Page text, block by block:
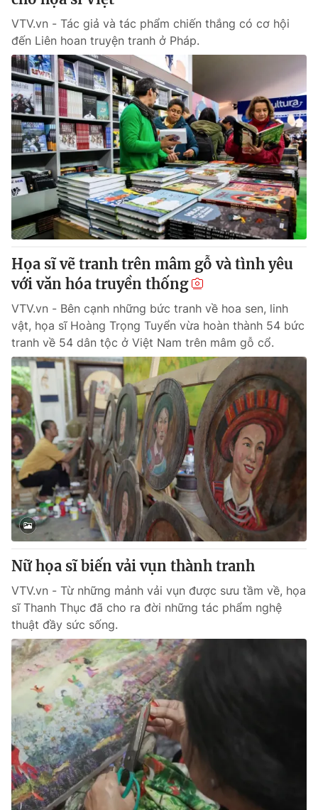
VTV.vn - Tác giả và tác phẩm chiến thắng có cơ hội
đến Liên hoan truyện tranh ở Pháp.
Họa sĩ vẽ tranh trên mâm gỗ và tình yêu
với văn hóa truyền thống
VTV.vn - Bên cạnh những bức tranh về hoa sen, linh
vật, họa sĩ Hoàng Trọng Tuyển vừa hoàn thành 54 bức
tranh về 54 dân tộc ở Việt Nam trên mâm gỗ cổ.
Nữ họa sĩ biến vải vụn thành tranh
VTV.vn - Từ những mảnh vải vụn được sưu tầm về, họa
sĩ Thanh Thục đã cho ra đời những tác phẩm nghệ
thuật đầy sức sống.